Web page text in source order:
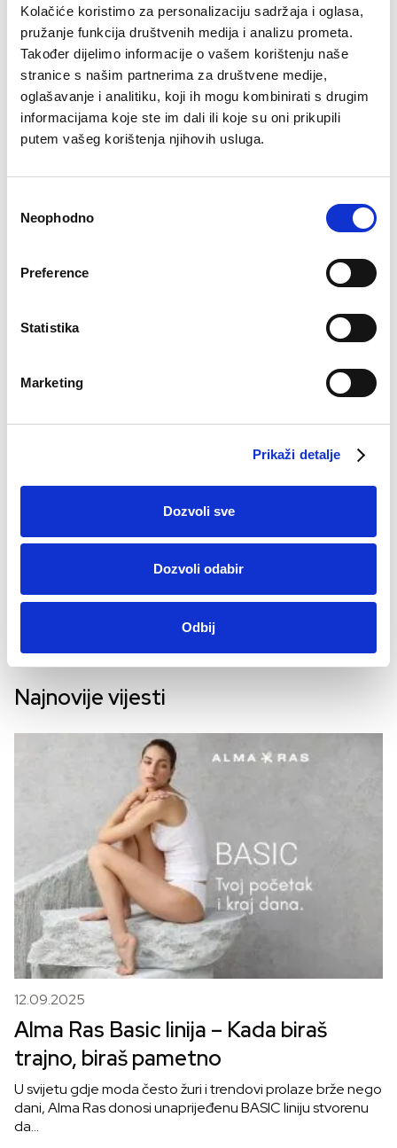
Kolačiće koristimo za personalizaciju sadržaja i oglasa,
pružanje funkcija društvenih medija i analizu prometa.
Također dijelimo informacije o vašem korištenju naše
stranice s našim partnerima za društvene medije,
oglašavanje i analitiku, koji ih mogu kombinirati s drugim
informacijama koje ste im dali ili koje su oni prikupili
putem vašeg korištenja njihovih usluga.
Selection
Neophodno
Preference
Statistika
Marketing
Prikaži detalje
Dozvoli sve
Dozvoli odabir
Odbij
Najnovije vijesti
12.09.2025
Alma Ras Basic linija – Kada biraš
trajno, biraš pametno
U svijetu gdje moda često žuri i trendovi prolaze brže nego
dani, Alma Ras donosi unaprijeđenu BASIC liniju stvorenu
da…